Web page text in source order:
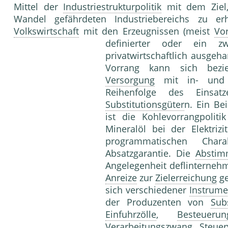
Mittel der Industriestrukturpolitik mit dem
Wandel gefährdeten Industriebereichs zu
Volkswirtschaft mit den Erzeugnissen (meist
definierter oder ein
privatwirtschaftlich
Vorrang kann sich
Versorgung mit in- und
Reihenfolge des
Substitutionsgütern. Ein
ist die
Mineralöl bei der
programmatischen
Absatzgarantie. Die
Angelegenheit def
Anreize zur Zielerreichung
sich verschiedener
der Produzenten von
Einfuhrzölle,